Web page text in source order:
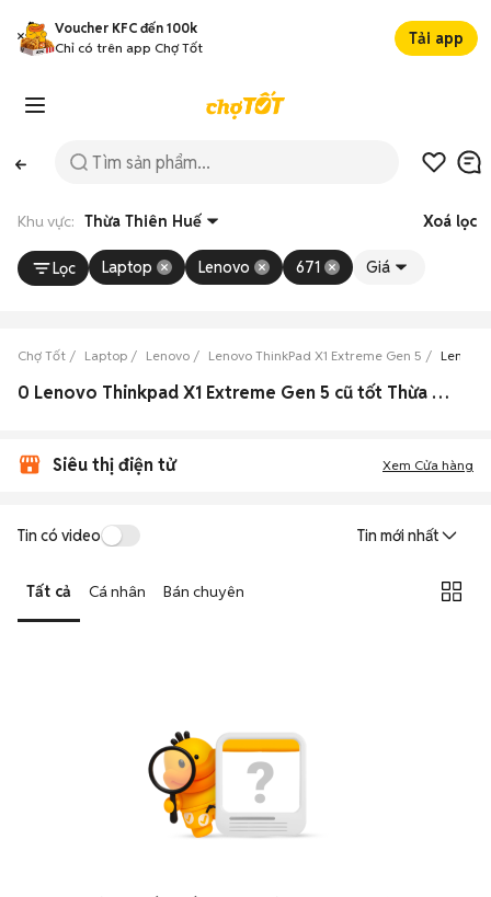
Voucher KFC đến 100k
Chỉ có trên app Chợ Tốt
Tải app
Khu vực: Thừa Thiên Huế Xoá lọc
Lọc Laptop Lenovo 671 Giá
Chợ Tốt Laptop Lenovo Lenovo ThinkPad X1 Extreme Gen 5 Lenovo
0 Lenovo Thinkpad X1 Extreme Gen 5 cũ tốt Thừa Thiên Huế
Siêu thị điện tử Xem Cửa hàng
Tin có video Tin mới nhất
Tất cả Cá nhân Bán chuyên